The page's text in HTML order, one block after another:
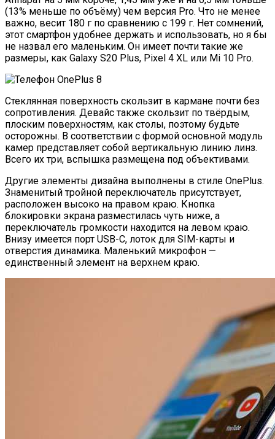
(13% меньше по объёму) чем версия Pro. Что не менее
важно, весит 180 г по сравнению с 199 г. Нет сомнений,
этот смартфон удобнее держать и использовать, но я бы
не назвал его маленьким. Он имеет почти такие же
размеры, как Galaxy S20 Plus, Pixel 4 XL или Mi 10 Pro.
Стеклянная поверхность скользит в кармане почти без
сопротивления. Девайс также скользит по твёрдым,
плоским поверхностям, как столы, поэтому будьте
осторожны. В соответствии с формой основной модуль
камер представляет собой вертикальную линию линз.
Всего их три, вспышка размещена под объективами.
Другие элементы дизайна выполнены в стиле OnePlus.
Знаменитый тройной переключатель присутствует,
расположен высоко на правом краю. Кнопка
блокировки экрана разместилась чуть ниже, а
переключатель громкости находится на левом краю.
Внизу имеется порт USB-C, лоток для SIM-карты и
отверстия динамика. Маленький микрофон —
единственный элемент на верхнем краю.